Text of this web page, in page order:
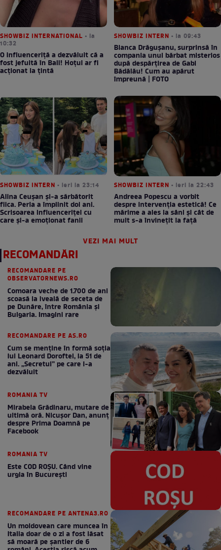
SHOWBIZ INTERNATIONAL • la
10:32
O influenceriță a dezvăluit că a
fost jefuită în Bali! Hoțul ar fi
acționat la țintă
SHOWBIZ INTERN • la 09:43
Bianca Drăgușanu, surprinsă în
compania unui bărbat misterios
după despărțirea de Gabi
Bădălău! Cum au apărut
împreună | FOTO
SHOWBIZ INTERN • ieri la 23:14
Alina Ceușan și-a sărbătorit
fiica. Perla a împlinit doi ani.
Scrisoarea influenceriței cu
care și-a emoționat fanii
SHOWBIZ INTERN • ieri la 22:43
Andreea Popescu a vorbit
despre intervenția estetică! Ce
mărime a ales la sâni și cât de
mult s-a învinețit la față
VEZI MAI MULT
RECOMANDĂRI
RECOMANDARE PE
OBSERVATORNEWS.RO
Comoara veche de 1.700 de ani
scoasă la iveală de seceta de
pe Dunăre, între România şi
Bulgaria. Imagini rare
RECOMANDARE PE AS.RO
Cum se menţine în formă soţia
lui Leonard Doroftei, la 51 de
ani. „Secretul” pe care l-a
dezvăluit
ROMANIA TV
Mirabela Grădinaru, mutare de
ultimă oră. Nicuşor Dan, anunţ
despre Prima Doamnă pe
Facebook
ROMANIA TV
Este COD ROŞU. Când vine
urgia în Bucureşti
RECOMANDARE PE ANTENA3.RO
Un moldovean care muncea în
Italia doar de o zi a fost lăsat
să moară pe şantier de 6